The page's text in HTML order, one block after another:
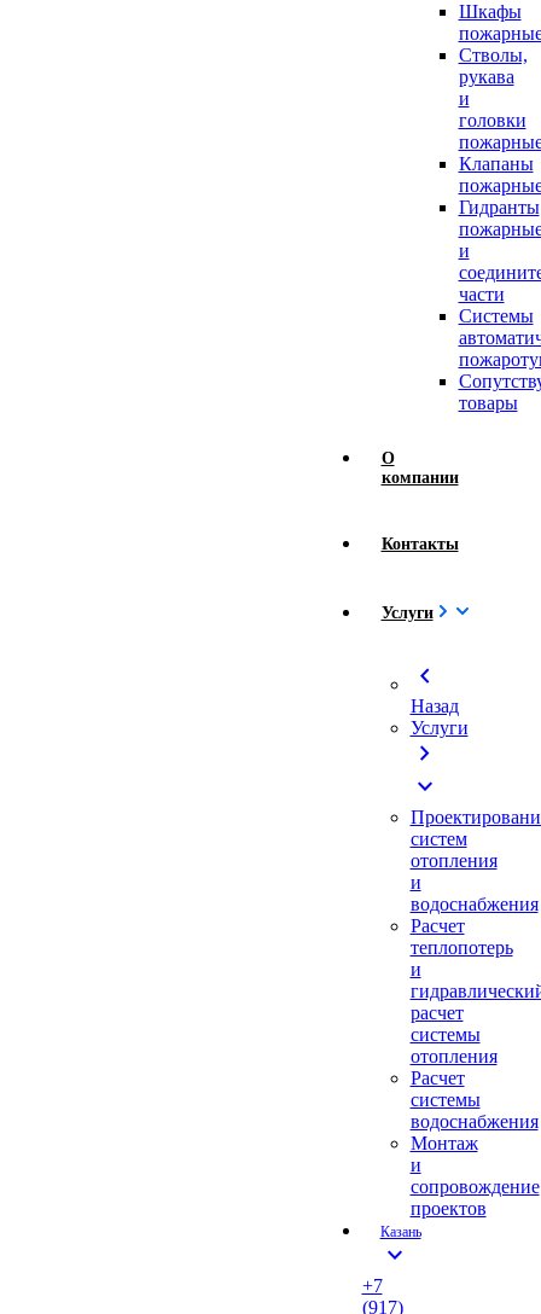
Шкафы
Стволы,
рукава
и
головки
Клапаны
Гидранты
и
части
Системы
товары
О
компании
Контакты
Услуги
chevron_left
Назад
Услуги
chevron_right
expand_more
систем
отопления
и
водоснабжения
Расчет
теплопотерь
и
расчет
системы
отопления
Расчет
системы
водоснабжения
Монтаж
и
сопровождение
проектов
Казань
expand_more
+7
(917)